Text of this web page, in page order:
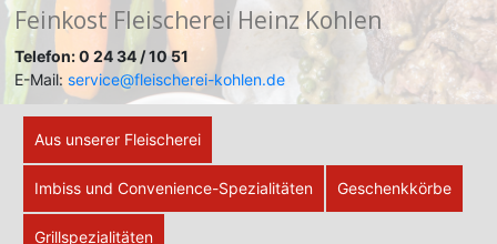
Feinkost Fleischerei Heinz Kohlen
Telefon: 0 24 34 / 10 51
E-Mail:service@fleischerei-kohlen.de
Aus unserer Fleischerei
Imbiss und Convenience-Spezialitäten Geschenkkörbe
Grillspezialitäten